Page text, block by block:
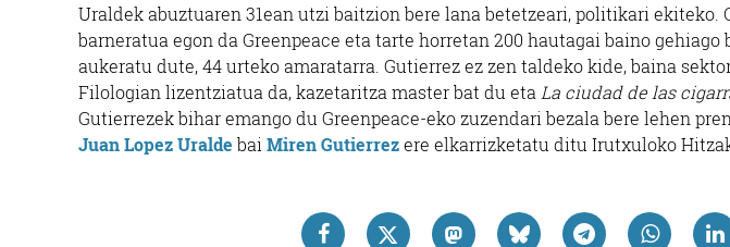
Uraldek abuztuaren 31ean utzi baitzion bere lana betetzeari, politikari ekiteko.
barneratua egon da Greenpeace eta tarte horretan 200 hautagai baino
aukeratu dute, 44 urteko amaratarra. Gutierrez ez zen taldeko kide, baina
Filologian lizentziatua da, kazetaritza master bat du eta La ciudad de las
Gutierrezek bihar emango du Greenpeace-eko zuzendari bezala bere lehen
Juan Lopez Uralde bai Miren Gutierrezere elkarrizketatu ditu Irutxuloko